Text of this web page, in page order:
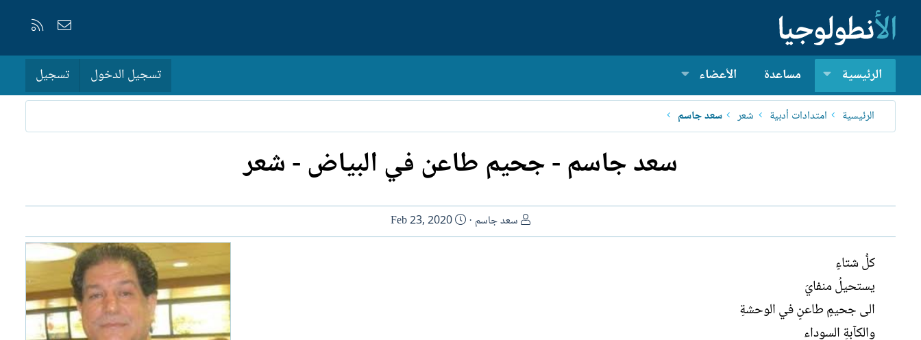
إتصل بنا
الرئيسية مساعدة الأعضاء تسجيل الدخول تسجيل
الرئيسية امتدادات أدبية شعر سعد جاسم
سعد جاسم - جحيم طاعن في البياض - شعر
ا
ل
سعد جاسم
ت
ا
Feb 23, 2020
كلُّ شتاءٍ
يستحيلُ منفايَ
الى جحيمٍ طاعنٍ في الوحشةِ
والكآبةِ السوداء